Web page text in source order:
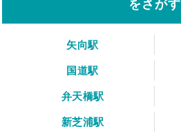
をさがす
矢向駅
国道駅
弁天橋駅
新芝浦駅